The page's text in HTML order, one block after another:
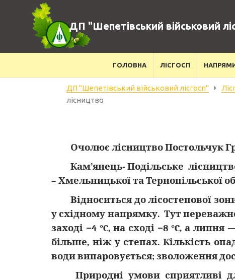
ДП "Шепетівський військовий
ГОЛОВНА ЛІСГОСП
ДП "Шепетівський військовий лісгосп"
лісництво
Очолює лісництво Постольчук
Кам’янець- Подільське
– Хмельницької та Тернопільської
Відноситься до лісостепової
у східному напрямку. Тут
заході −4 °C, на сході −8 °C, а
більше, ніж у степах. Кількість
води випаровується; зволоження
Природні умови сприятливі